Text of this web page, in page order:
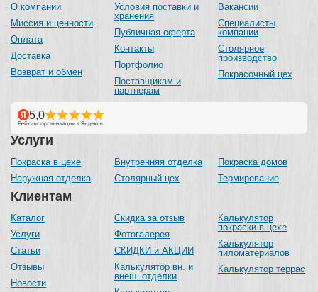
О компании
Миссия и ценности
Оплата
Доставка
Возврат и обмен
Условия поставки и
хранения
Публичная оферта
Контакты
Портфолио
Поставщикам и
партнерам
Вакансии
Специалисты
компании
Столярное
производство
Покрасочный цех
Услуги
Покраска в цехе
Наружная отделка
Внутренняя отделка
Столярный цех
Покраска домов
Термирование
Клиентам
Каталог
Услуги
Статьи
Отзывы
Новости
Скидка за отзыв
Фотогалерея
СКИДКИ и АКЦИИ
Калькулятор вн. и
внеш. отделки
Калькулятор
покраски в цехе
Калькулятор
пиломатериалов
Калькулятор террас